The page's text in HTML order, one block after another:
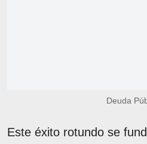
Deuda
Este éxito rotundo se